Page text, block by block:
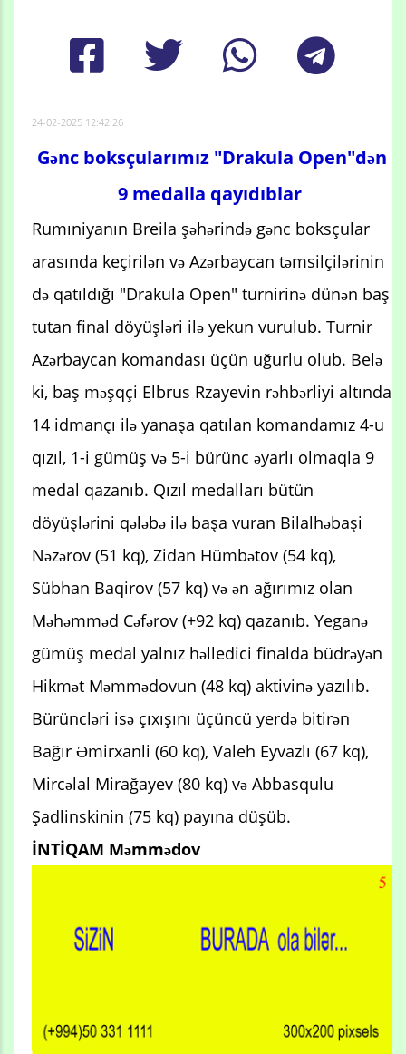
24-02-2025 12:42:26
Gənc boksçularımız "Drakula Open"dən
9 medalla qayıdıblar
Rumıniyanın Breila şəhərində gənc boksçular
arasında keçirilən və Azərbaycan təmsilçilərinin
də qatıldığı "Drakula Open" turnirinə dünən baş
tutan final döyüşləri ilə yekun vurulub. Turnir
Azərbaycan komandası üçün uğurlu olub. Belə
ki, baş məşqçi Elbrus Rzayevin rəhbərliyi altında
14 idmançı ilə yanaşa qatılan komandamız 4-u
qızıl, 1-i gümüş və 5-i bürünc əyarlı olmaqla 9
medal qazanıb. Qızıl medalları bütün
döyüşlərini qələbə ilə başa vuran Bilalhəbaşi
Nəzərov (51 kq), Zidan Hümbətov (54 kq),
Sübhan Baqirov (57 kq) və ən ağırımız olan
Məhəmməd Cəfərov (+92 kq) qazanıb. Yeganə
gümüş medal yalnız həlledici finalda büdrəyən
Hikmət Məmmədovun (48 kq) aktivinə yazılıb.
Bürüncləri isə çıxışını üçüncü yerdə bitirən
Bağır Əmirxanli (60 kq), Valeh Eyvazlı (67 kq),
Mircəlal Mirağayev (80 kq) və Abbasqulu
Şadlinskinin (75 kq) payına düşüb.
İNTİQAM Məmmədov